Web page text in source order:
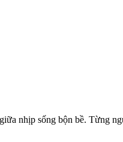
nhịp sống bộn bề. Từng